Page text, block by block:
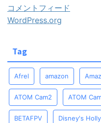
コメントフィード
WordPress.org
Tag
Afrel amazon
ATOM Cam2 ATOM
BETAFPV Disney's